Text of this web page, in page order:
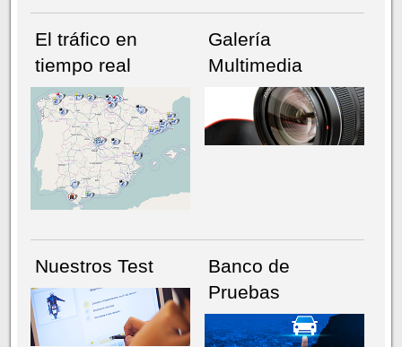
NÚMERO ACTUALHEMEROTECA
El tráfico en
tiempo real
Galería
Multimedia
Nuestros Test
Banco de
Pruebas